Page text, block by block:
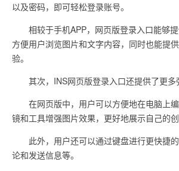
以及密码，即可轻松登录账号。
相较于手机APP，网页版登录入口能够提
方便用户浏览图片和文字内容，同时也能提
验。
其次，INS网页版登录入口还提供了更多
在网页版中，用户可以方便地在电脑上
镜和工具增强图片效果，更好地展示自己的创
此外，用户还可以通过键盘进行更快捷
论和发送信息等。